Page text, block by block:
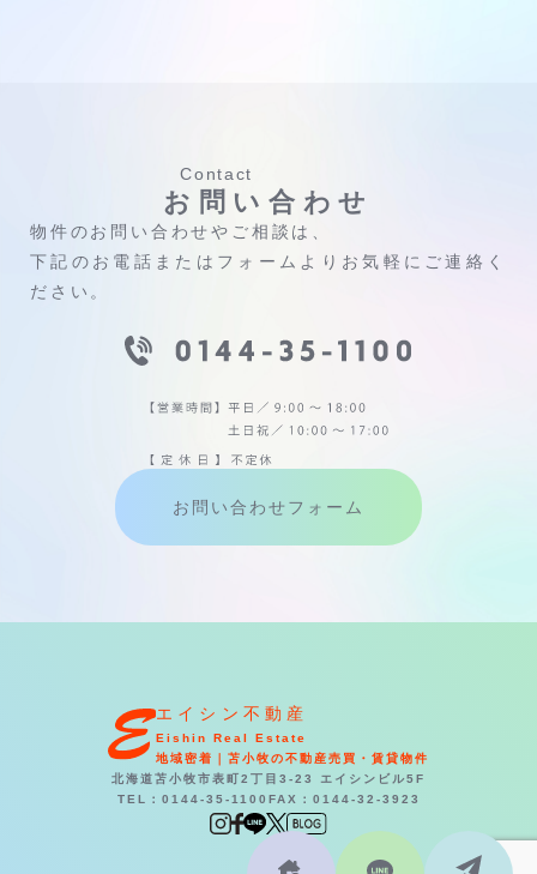
Contact
お問い合わせ
物件のお問い合わせやご相談は、
下記のお電話またはフォームよりお気軽にご連絡く
ださい。
お問い合わせフォーム
エイシン不動産
Eishin Real Estate
地域密着｜苫小牧の不動産売買・賃貸物件
北海道苫小牧市表町2丁目3-23 エイシンビル5F
TEL：0144-35-1100 FAX：0144-32-3923